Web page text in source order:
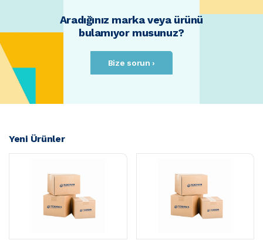
Aradığınız marka veya ürünü
bulamıyor musunuz?
Bize sorun ›
Yeni Ürünler